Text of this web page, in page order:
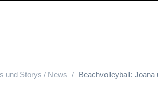
und Storys / News Beachvolleyball: